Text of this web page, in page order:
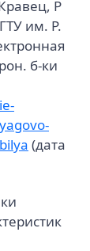
Р
им. Р.
б-ки
(дата